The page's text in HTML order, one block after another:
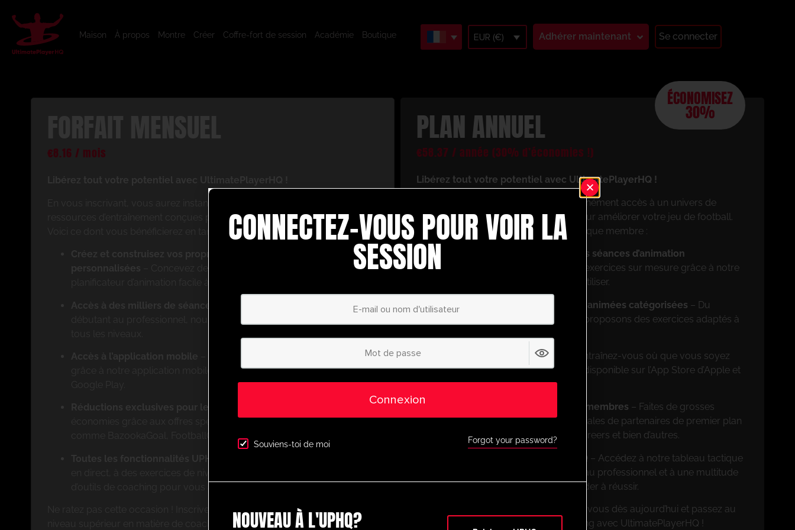
Maison À propos Montre Créer Coffre-fort de session Académie Boutique EUR (€) Adhérer maintenant Se connecter
€8.16 / mois
ressources d’entraînement conçues pour améliorer votre jeu de football.
Voici ce dont vous bénéficierez en tant que membre :
– Concevez des exercices sur mesure grâce à notre
grâce à notre application mobile disponible sur l’App Store d’Apple et
comme BazookaGoal, FootballCareers et bien d’autres.
Ne ratez pas cette occasion ! Inscrivez-vous dès aujourd’hui et passez au
niveau supérieur en matière de coaching avec UltimatePlayerHQ !
ÉCONOMISEZ
30%
PLAN ANNUEL
€58.37 / année (30% d’économies !)
Libérez tout votre potentiel avec UltimatePlayerHQ !
En vous inscrivant, vous aurez instantanément accès à un univers de
ressources d’entraînement conçues pour améliorer votre jeu de football.
Voici ce dont vous bénéficierez en tant que membre :
Créez et construisez vos propres séances d’animation
personnalisées
– Concevez des exercices sur mesure grâce à notre
planificateur d’animation facile à utiliser.
Accès à des milliers de séances animées catégorisées – Du
débutant au professionnel, nous proposons des exercices adaptés à
Accès à l’application mobile
– Entraînez-vous où que vous soyez
grâce à notre application mobile disponible sur l’App Store d’Apple et
Google Play.
Réductions exclusives pour les membres – Faites de grosses
économies grâce aux offres spéciales de partenaires de premier plan
comme BazookaGoal, FootballCareers et bien d’autres.
Toutes les fonctionnalités UPHQ – Accédez à notre tableau tactique
en direct, à des exercices de niveau professionnel et à une multitude
d’outils de coaching pour vous aider à réussir.
Ne ratez pas cette occasion ! Inscrivez-vous dès aujourd’hui et passez au
niveau supérieur en matière de coaching avec UltimatePlayerHQ !
CONNECTEZ-VOUS POUR VOIR LA
SESSION
Connexion
Souviens-toi de moi Forgot your password?
NOUVEAU À L'UPHQ?